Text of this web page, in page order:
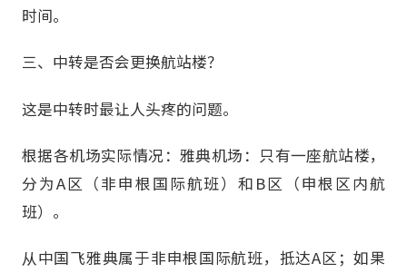
时间。
三、中转是否会更换航站楼？
这是中转时最让人头疼的问题。
根据各机场实际情况：雅典机场：只有一座航站楼，
分为A区（非申根国际航班）和B区（申根区内航
班）。
从中国飞雅典属于非申根国际航班，抵达A区；如果